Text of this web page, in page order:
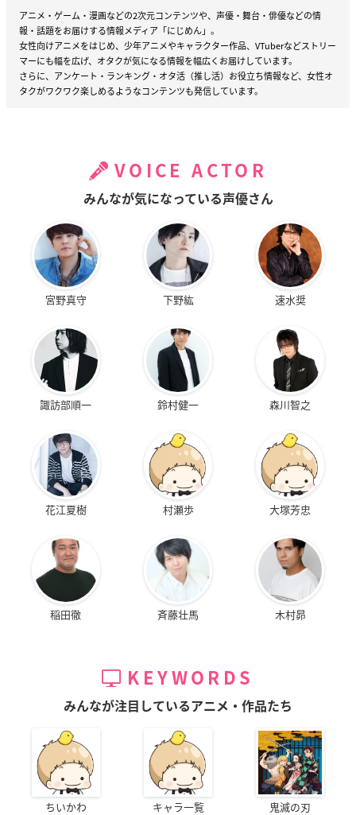
アニメ・ゲーム・漫画などの2次元コンテンツや、声優・舞台・俳優などの情
報・話題をお届けする情報メディア「にじめん」。
女性向けアニメをはじめ、少年アニメやキャラクター作品、VTuberなどストリー
マーにも幅を広げ、オタクが気になる情報を幅広くお届けしています。
さらに、アンケート・ランキング・オタ活（推し活）お役立ち情報など、女性オ
タクがワクワク楽しめるようなコンテンツも発信しています。
VOICE ACTOR
みんなが気になっている声優さん
宮野真守 下野紘 速水奨
諏訪部順一 鈴村健一 森川智之
花江夏樹 村瀬歩 大塚芳忠
稲田徹 斉藤壮馬 木村昴
KEYWORDS
みんなが注目しているアニメ・作品たち
ちいかわ キャラ一覧 鬼滅の刃